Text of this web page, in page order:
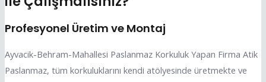
Profesyonel Üretim ve Montaj
Ayvacik-Behram-Mahallesi Paslanmaz Korkuluk Yapan Firma Atik
Paslanmaz, tüm korkuluklarını kendi atölyesinde üretmekte ve